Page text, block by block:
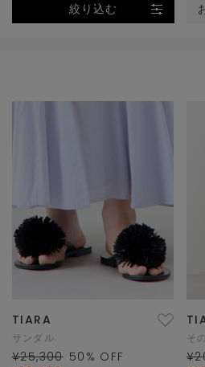
絞り込む
TIARA
サンダル
¥25,300 50 % OFF
そ